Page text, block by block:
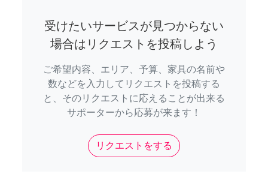
受けたいサービスが見つからない
場合はリクエストを投稿しよう
ご希望内容、エリア、予算、家具の名前や
数などを入力してリクエストを投稿する
と、そのリクエストに応えることが出来る
サポーターから応募が来ます！
リクエストをする